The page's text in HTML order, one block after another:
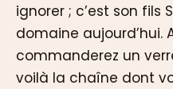
ignorer ; c’est son fils
domaine aujourd’hui.
commanderez un
voilà la chaîne dont